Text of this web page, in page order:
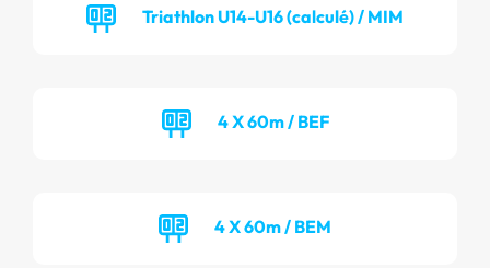
Triathlon U14-U16 (calculé) / MIM
4 X 60m / BEF
4 X 60m / BEM